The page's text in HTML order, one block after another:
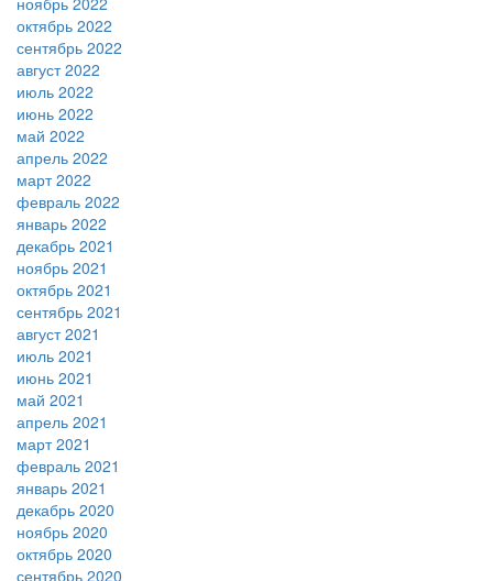
октябрь 2022
сентябрь 2022
август 2022
июль 2022
июнь 2022
май 2022
апрель 2022
март 2022
февраль 2022
январь 2022
декабрь 2021
ноябрь 2021
октябрь 2021
сентябрь 2021
август 2021
июль 2021
июнь 2021
май 2021
апрель 2021
март 2021
февраль 2021
январь 2021
декабрь 2020
ноябрь 2020
октябрь 2020
сентябрь 2020